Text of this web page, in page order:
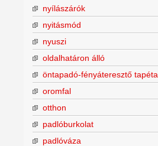
nyílászárók
nyitásmód
nyuszi
oldalhatáron álló
öntapadó-fényáteresztő tapéta
oromfal
otthon
padlóburkolat
padlóváza